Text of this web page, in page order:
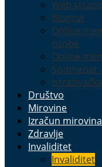
Web
Blogovi
Online
osobe
Online
Spomenar
Društvo
Mirovine
Izračun mirovina
Zdravlje
Invaliditet
Invaliditet